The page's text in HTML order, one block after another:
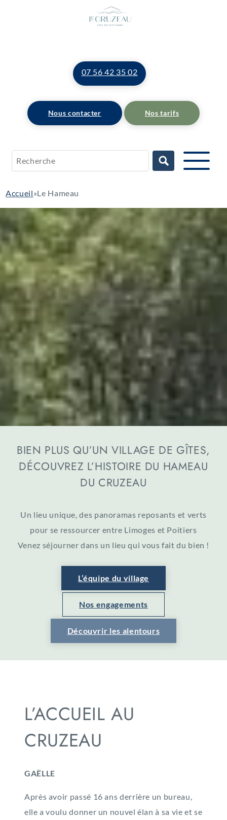
07 56 42 35 02
Nous contacter Nos tarifs
Accueil»Le Hameau
BIEN PLUS QU’UN VILLAGE DE GÎTES,
DÉCOUVREZ L’HISTOIRE DU HAMEAU
DU CRUZEAU
Un lieu unique, des panoramas reposants et verts
pour se ressourcer entre Limoges et Poitiers
Venez séjourner dans un lieu qui vous fait du bien !
L’équipe du village
Nos engagements
Découvrir les alentours
L’ACCUEIL AU
CRUZEAU
GAËLLE
Après avoir passé 16 ans derrière un bureau,
elle a voulu donner un nouvel élan à sa vie et se